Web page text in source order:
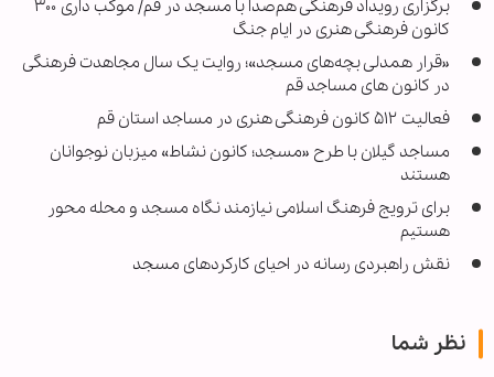
برگزاری رویداد فرهنگی هم‌صدا با مسجد در قم/ موکب داری ۳۰۰
کانون فرهنگی هنری در ایام جنگ
«قرار همدلی بچه‌های مسجد»؛ روایت یک سال مجاهدت فرهنگی
در کانون های مساجد قم
فعالیت ۵۱۲ کانون فرهنگی هنری در مساجد استان قم
مساجد گیلان با طرح «مسجد؛ کانون نشاط» میزبان نوجوانان
هستند
برای ترویج فرهنگ اسلامی نیازمند نگاه مسجد و محله محور
هستیم
نقش راهبردی رسانه در احیای کارکردهای مسجد
نظر شما